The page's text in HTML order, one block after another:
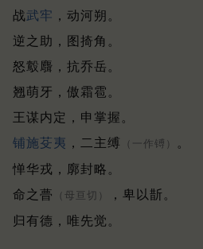
战武牢 ，动河朔。
逆之助，图掎角。
怒鷇麛，抗乔岳。
翘萌牙，傲霜雹。
王谋内定，申掌握。
铺施芟夷 ，二主缚 （一作镈）
。
惮华戎，廓封略。
命之瞢
（母亘切）
，卑以斮。
归有德，唯先觉。